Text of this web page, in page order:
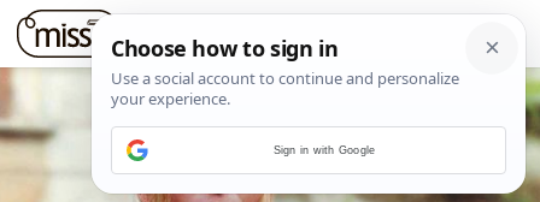
Sign in with Google